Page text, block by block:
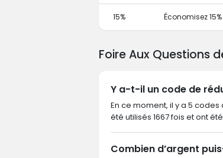
15% Économisez
Foire Aux Questions
Y a-t-il un code de
En ce moment, il y a 5
été utilisés 1667 fois et ont
Combien d’argent